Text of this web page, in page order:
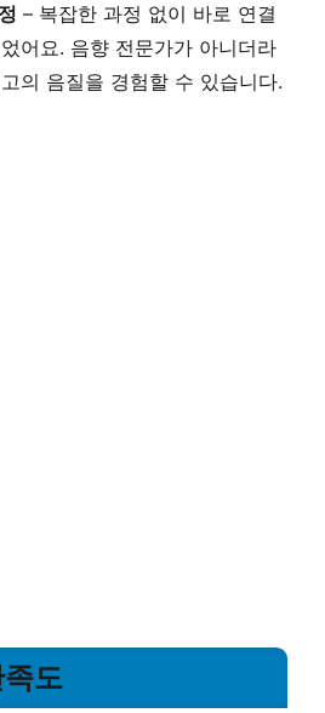
– 복잡한 과정 없이 바로 연결
어요. 음향 전문가가 아니더라
의 음질을 경험할 수 있습니다.
도